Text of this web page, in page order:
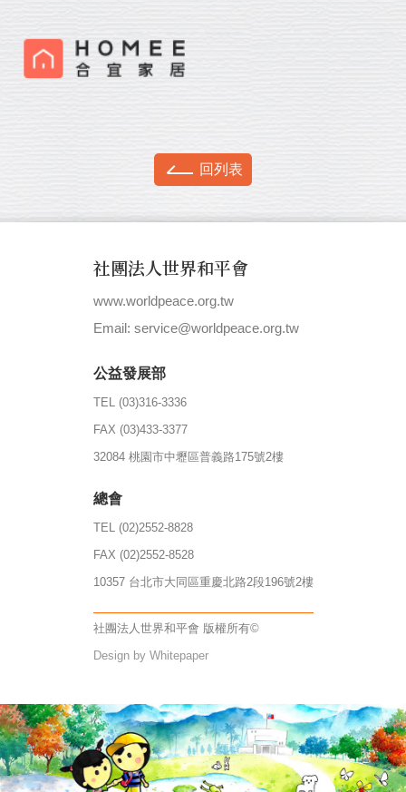
回列表
社團法人世界和平會
www.worldpeace.org.tw
Email: service@worldpeace.org.tw
公益發展部
TEL (03)316-3336
FAX (03)433-3377
32084 桃園市中壢區普義路175號2樓
總會
TEL (02)2552-8828
FAX (02)2552-8528
10357 台北市大同區重慶北路2段196號2樓
社團法人世界和平會 版權所有©
Design by Whitepaper